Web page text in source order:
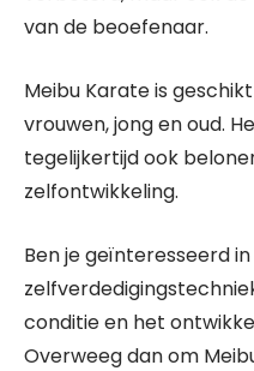
van de beoefenaar.
Meibu Karate is
vrouwen, jong en oud.
tegelijkertijd ook
zelfontwikkeling.
Ben je geïnteresseerd
conditie en het
Overweeg dan om